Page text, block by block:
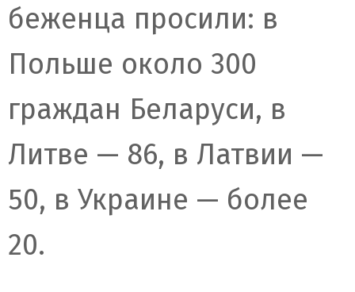
беженца просили: в
Польше около 300
граждан Беларуси, в
Литве — 86, в Латвии —
50, в Украине — более
20.